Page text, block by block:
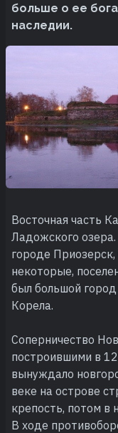
больше о ее
наследии.
Восточная часть
Ладожского
городе
некоторые,
был большой
Корела.
Соперничество
построившими в
вынуждало
веке на острове
крепость, потом в
В ходе